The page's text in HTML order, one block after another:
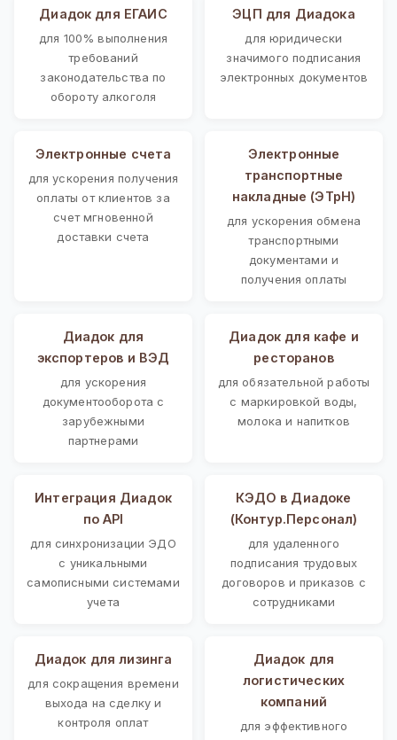
Диадок для ЕГАИС
для 100% выполнения
требований
законодательства по
обороту алкоголя
ЭЦП для Диадока
для юридически
значимого подписания
электронных документов
Электронные счета
для ускорения получения
оплаты от клиентов за
счет мгновенной
доставки счета
Электронные
транспортные
накладные (ЭТрН)
для ускорения обмена
транспортными
документами и
получения оплаты
Диадок для
экспортеров и ВЭД
для ускорения
документооборота с
зарубежными
партнерами
Диадок для кафе и
ресторанов
для обязательной работы
с маркировкой воды,
молока и напитков
Интеграция Диадок
по API
для синхронизации ЭДО
с уникальными
самописными системами
учета
КЭДО в Диадоке
(Контур.Персонал)
для удаленного
подписания трудовых
договоров и приказов с
сотрудниками
Диадок для лизинга
для сокращения времени
выхода на сделку и
контроля оплат
Диадок для
логистических
компаний
для эффективного